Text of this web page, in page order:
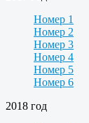
Номер 1
Номер 2
Номер 3
Номер 4
Номер 5
Номер 6
2018 год